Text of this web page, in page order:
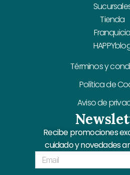
Tienda
Franquicia
Términos y
Política de
Aviso de
Recibe promociones
cuidado y novedades
Email